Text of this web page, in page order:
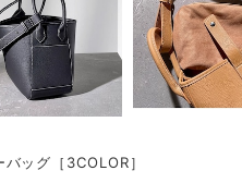
ッグ［3COLOR］